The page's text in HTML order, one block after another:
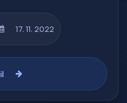
17. 11. 2022